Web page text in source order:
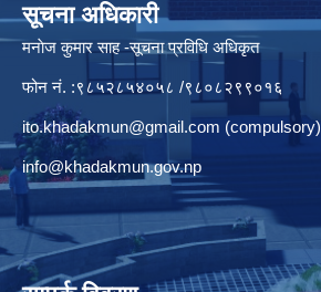
सूचना अधिकारी
मनाेज कुमार साह -सूचना प्रविधि अधिकृत
फोन नं. :९८५२८५४०५८ /९८०८२९९०१६
ito.khadakmun@gmail.com (compulsory)
info@khadakmun.gov.np